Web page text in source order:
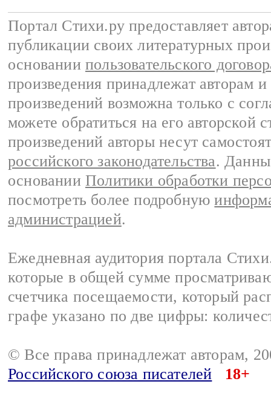
Портал Стихи.ру предоставляет
публикации своих литературных
основании пользовательского
произведения принадлежат авторам
произведений возможна только с
можете обратиться на его авторской
произведений авторы несут
российского законодательства.
основании Политики обработки
посмотреть более подробную
администрацией.
Ежедневная аудитория портала
которые в общей сумме
счетчика посещаемости, который
графе указано по две цифры:
© Все права принадлежат авторам,
Российского союза писателей
18+